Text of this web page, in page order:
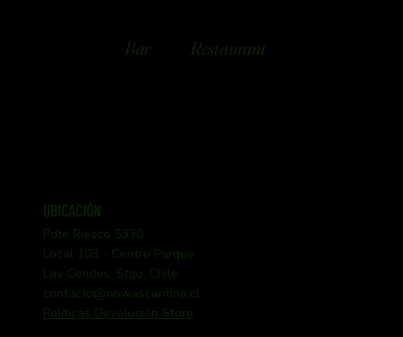
Bar Restaurant
UBICACIÓN
Pdte Riesco 5330
Local 103 - Centro Parque
Las Condes, Stgo, Chile
contacto@nowascantina.cl
Políticas Devolución Store